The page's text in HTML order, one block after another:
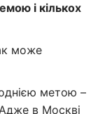
і кількох
може
метою –
в Москві